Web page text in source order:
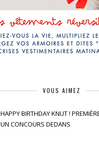
VOUS AIMEZ
HAPPY BIRTHDAY KNUT !
UN CONCOURS DEDANS